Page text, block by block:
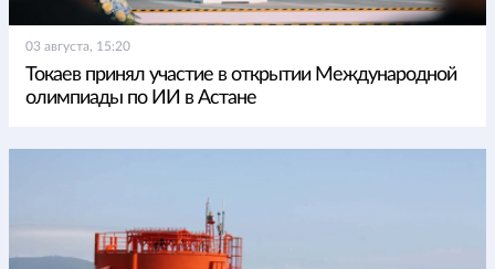
03 августа, 15:20
Токаев принял участие в открытии Международной
олимпиады по ИИ в Астане